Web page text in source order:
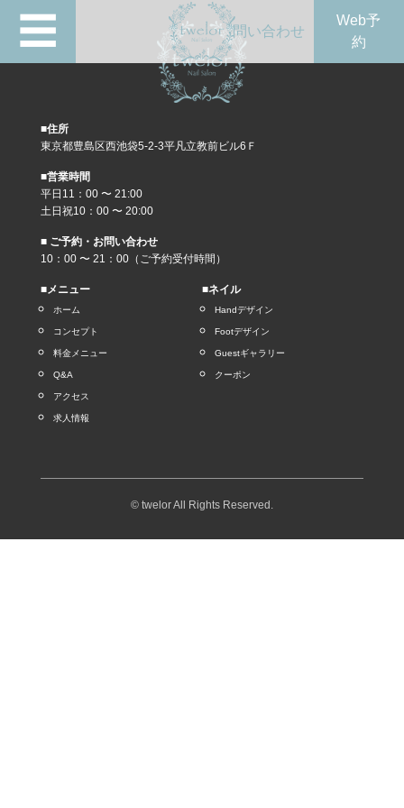
☰ 問い合わせ
Web予
約
■住所
東京都豊島区西池袋5-2-3平凡立教前ビル6Ｆ
■営業時間
平日11：00 〜 21:00
土日祝10：00 〜 20:00
■ ご予約・お問い合わせ
10：00 〜 21：00（ご予約受付時間）
■メニュー
ホーム
コンセプト
料金メニュー
Q&A
アクセス
求人情報
■ネイル
Handデザイン
Footデザイン
Guestギャラリー
クーポン
© twelor All Rights Reserved.